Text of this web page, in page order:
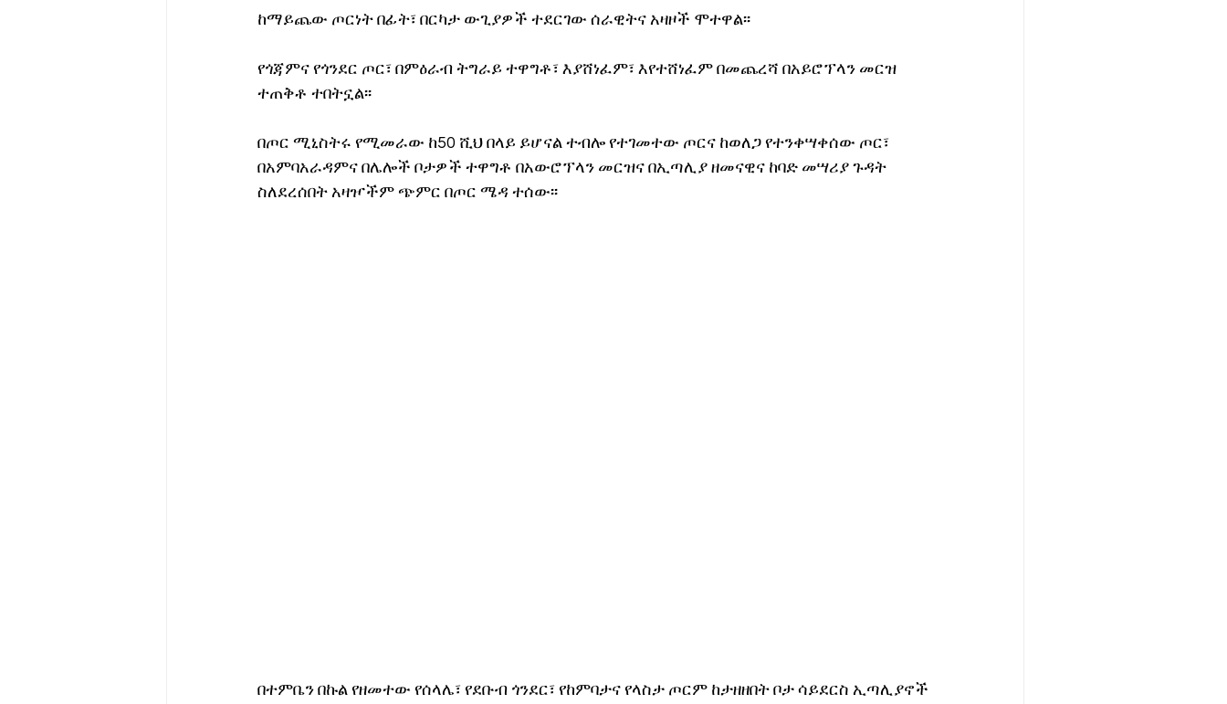
ከማይጨው ጦርነት በፊት፣ በርካታ ውጊያዎች ተደርገው ሰራዊትና አዛዞች ሞተዋል፡፡
የጎጃምና የጎንደር ጦር፣ በምዕራብ ትግራይ ተዋግቶ፣ እያሸነፈም፣ እየተሸነፈም በመጨረሻ በአይሮፕላን መርዝ
ተጠቅቶ ተበትኗል፡፡
በጦር ሚኒስትሩ የሚመራው ከ50 ሺህ በላይ ይሆናል ተብሎ የተገመተው ጦርና ከወለጋ የተንቀሣቀሰው ጦር፣
በአምባአራዳምና በሌሎች ቦታዎች ተዋግቶ በአውሮፕላን መርዝና በኢጣሊያ ዘመናዊና ከባድ መሣሪያ ጉዳት
ስለደረሰበት አዛዦችም ጭምር በጦር ሜዳ ተሰው፡፡
በተምቤን በኩል የዘመተው የሰላሌ፣ የደቡብ ጎንደር፣ የከምባታና የላስታ ጦርም ከታዘዘበት ቦታ ሳይደርስ ኢጣሊያኖች